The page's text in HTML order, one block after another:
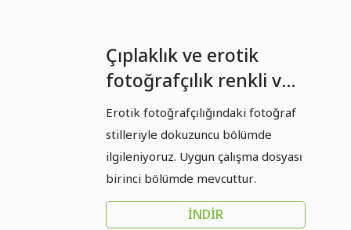
Çıplaklık ve erotik
fotoğrafçılık renkli ve
siyah-beyaz olarak - 09
- Erotik fotoğrafçılıkta
fotoğraf stilleri
Erotik fotoğrafçılığındaki fotoğraf
stilleriyle dokuzuncu bölümde
ilgileniyoruz. Uygun çalışma dosyası
birinci bölümde mevcuttur.
İNDIR